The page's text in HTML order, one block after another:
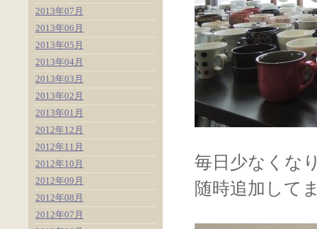
毎日少なくな
随時追加して
2013年07月
2013年06月
2013年05月
2013年04月
2013年03月
2013年02月
2013年01月
2012年12月
2012年11月
2012年10月
2012年09月
2012年08月
2012年07月